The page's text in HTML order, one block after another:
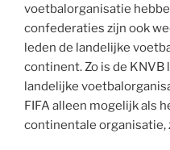
voetbalorganisatie
confederaties zijn ook
leden de landelijke
continent. Zo is de KNVB
landelijke
FIFA alleen mogelijk als
continentale organisatie,